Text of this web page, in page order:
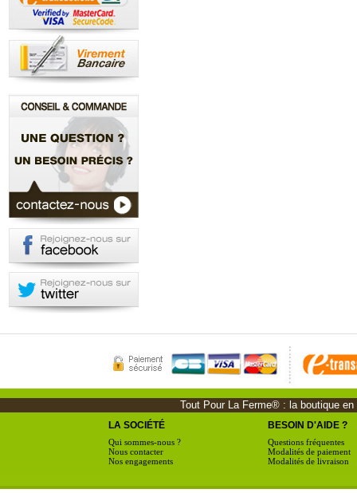
Tout Pour La Ferme® : la boutique
LA SOCIÉTÉ
Qui sommes-nous ?
Nous contacter
Nos engagements
BESOIN D'AIDE ?
Questions fréquentes
Modalités de paiement
Modalités de livraison